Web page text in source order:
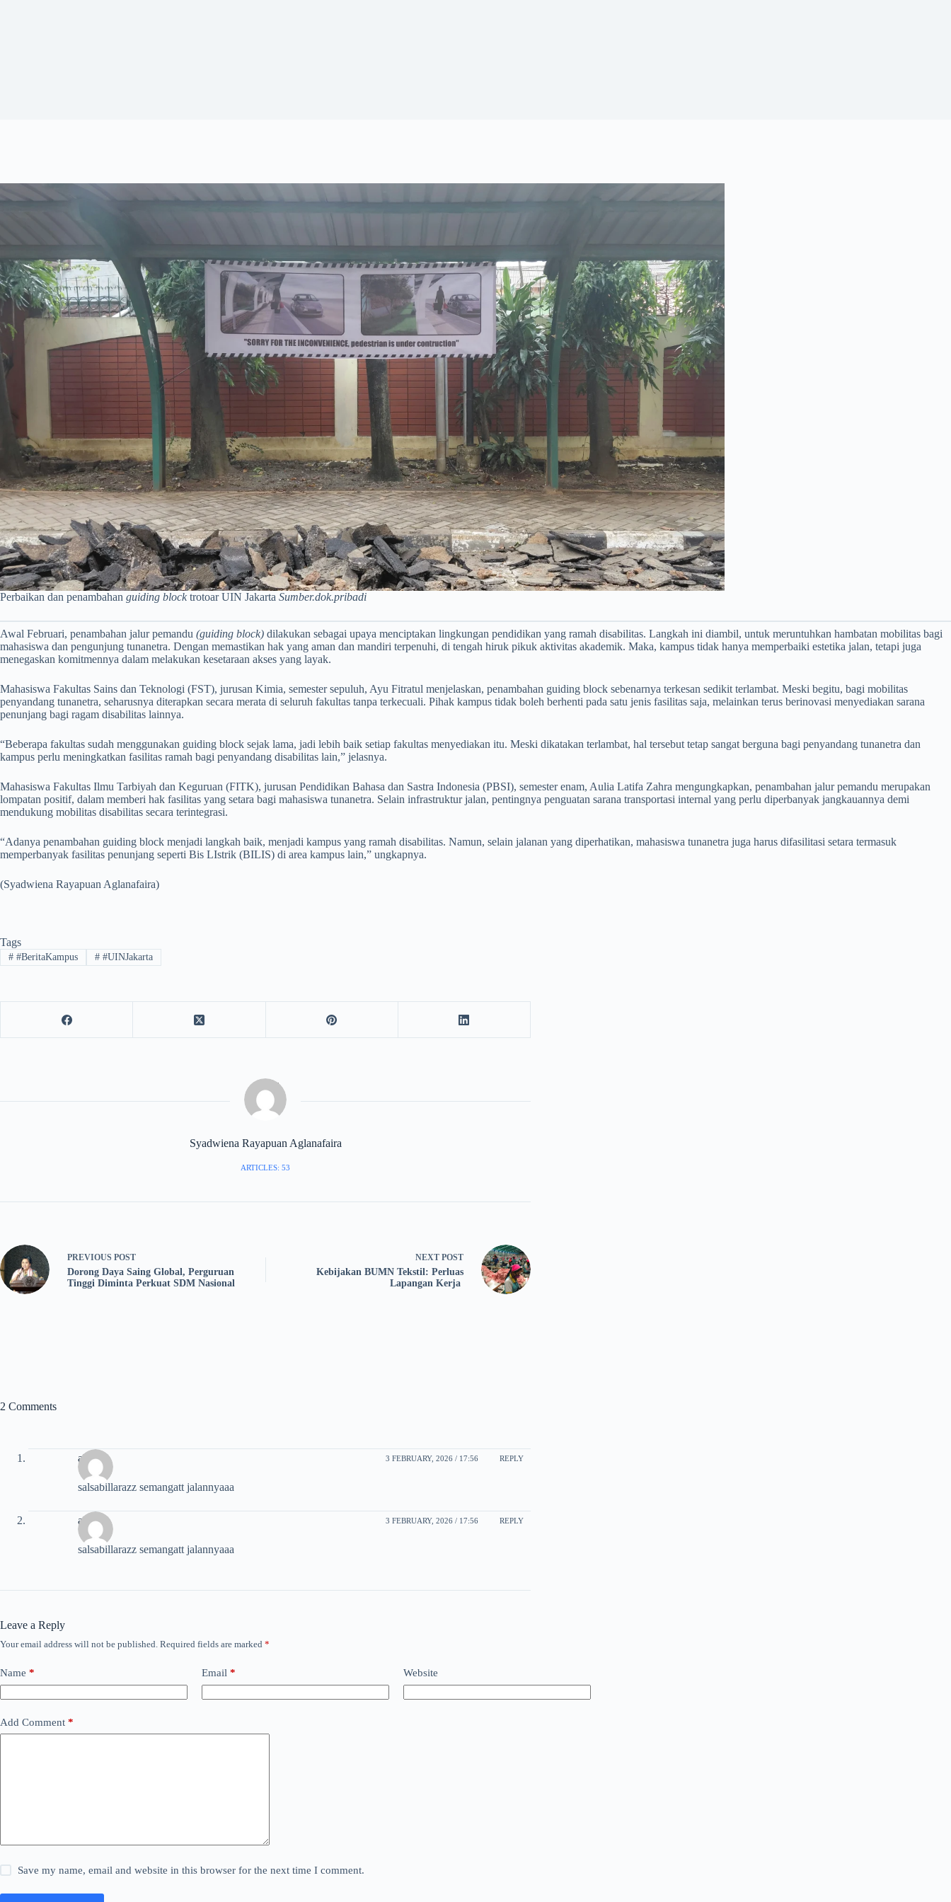
Perbaikan dan penambahan guiding block trotoar UIN Jakarta Sumber.dok.pribadi
Awal Februari, penambahan jalur pemandu (guiding block) dilakukan sebagai upaya menciptakan lingkungan pendidikan yang ramah disabilitas. Langkah ini diambil, untuk meruntuhkan hambatan mobilitas bagi
mahasiswa dan pengunjung tunanetra. Dengan memastikan hak yang aman dan mandiri terpenuhi, di tengah hiruk pikuk aktivitas akademik. Maka, kampus tidak hanya memperbaiki estetika jalan, tetapi juga
menegaskan komitmennya dalam melakukan kesetaraan akses yang layak.
Mahasiswa Fakultas Sains dan Teknologi (FST), jurusan Kimia, semester sepuluh, Ayu Fitratul menjelaskan, penambahan guiding block sebenarnya terkesan sedikit terlambat. Meski begitu, bagi mobilitas
penyandang tunanetra, seharusnya diterapkan secara merata di seluruh fakultas tanpa terkecuali. Pihak kampus tidak boleh berhenti pada satu jenis fasilitas saja, melainkan terus berinovasi menyediakan sarana
penunjang bagi ragam disabilitas lainnya.
“Beberapa fakultas sudah menggunakan guiding block sejak lama, jadi lebih baik setiap fakultas menyediakan itu. Meski dikatakan terlambat, hal tersebut tetap sangat berguna bagi penyandang tunanetra dan
kampus perlu meningkatkan fasilitas ramah bagi penyandang disabilitas lain,” jelasnya.
​Mahasiswa Fakultas Ilmu Tarbiyah dan Keguruan (FITK), jurusan Pendidikan Bahasa dan Sastra Indonesia (PBSI), semester enam, Aulia Latifa Zahra mengungkapkan, penambahan jalur pemandu merupakan
lompatan positif, dalam memberi hak fasilitas yang setara bagi mahasiswa tunanetra. Selain infrastruktur jalan, pentingnya penguatan sarana transportasi internal yang perlu diperbanyak jangkauannya demi
mendukung mobilitas disabilitas secara terintegrasi.
“Adanya penambahan guiding block menjadi langkah baik, menjadi kampus yang ramah disabilitas. Namun, selain jalanan yang diperhatikan, mahasiswa tunanetra juga harus difasilitasi setara termasuk
memperbanyak fasilitas penunjang seperti Bis LIstrik (BILIS) di area kampus lain,” ungkapnya.
(Syadwiena Rayapuan Aglanafaira)
Tags
##BeritaKampus ##UINJakarta
Syadwiena Rayapuan Aglanafaira
ARTICLES: 53
PREVIOUS POST
Dorong Daya Saing Global, Perguruan
Tinggi Diminta Perkuat SDM Nasional
NEXT POST
Kebijakan BUMN Tekstil: Perluas
Lapangan Kerja
2 Comments
alpin 3 FEBRUARY, 2026 / 17:56 REPLY
salsabillarazz semangatt jalannyaaa
alpin 3 FEBRUARY, 2026 / 17:56 REPLY
salsabillarazz semangatt jalannyaaa
Leave a Reply
Your email address will not be published. Required fields are marked *
Name * Email * Website
Add Comment *
Save my name, email and website in this browser for the next time I comment.